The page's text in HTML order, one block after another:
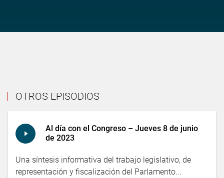
OTROS EPISODIOS
Al día con el Congreso – Jueves 8 de junio
de 2023
Una síntesis informativa del trabajo legislativo, de
representación y fiscalización del Parlamento...